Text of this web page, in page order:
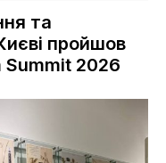
та
пройшов
2026